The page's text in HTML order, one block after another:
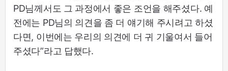
PD님께서도 그 과정에서 좋은 조언을 해주셨다. 예
전에는 PD님의 의견을 좀 더 얘기해 주시려고 하셨
다면, 이번에는 우리의 의견에 더 귀 기울여서 들어
주셨다”라고 답했다.